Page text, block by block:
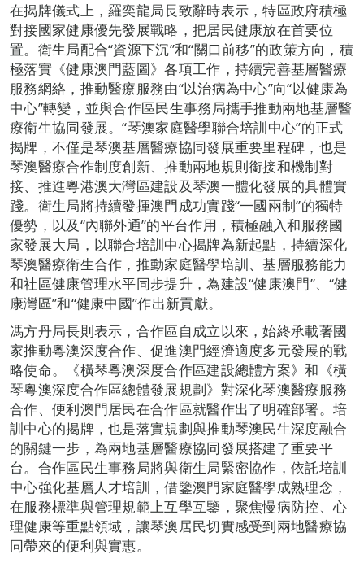
在揭牌儀式上，羅奕龍局長致辭時表示，特區政府積極
對接國家健康優先發展戰略，把居民健康放在首要位
置。衛生局配合“資源下沉”和“關口前移”的政策方向，積
極落實《健康澳門藍圖》各項工作，持續完善基層醫療
服務網絡，推動醫療服務由“以治病為中心”向“以健康為
中心”轉變，並與合作區民生事務局攜手推動兩地基層醫
療衛生協同發展。“琴澳家庭醫學聯合培訓中心”的正式
揭牌，不僅是琴澳基層醫療協同發展重要里程碑，也是
琴澳醫療合作制度創新、推動兩地規則銜接和機制對
接、推進粵港澳大灣區建設及琴澳一體化發展的具體實
踐。衛生局將持續發揮澳門成功實踐“一國兩制”的獨特
優勢，以及“內聯外通”的平台作用，積極融入和服務國
家發展大局，以聯合培訓中心揭牌為新起點，持續深化
琴澳醫療衛生合作，推動家庭醫學培訓、基層服務能力
和社區健康管理水平同步提升，為建設“健康澳門”、“健
康灣區”和“健康中國”作出新貢獻。
馮方丹局長則表示，合作區自成立以來，始終承載著國
家推動粵澳深度合作、促進澳門經濟適度多元發展的戰
略使命。《橫琴粵澳深度合作區建設總體方案》和《橫
琴粵澳深度合作區總體發展規劃》對深化琴澳醫療服務
合作、便利澳門居民在合作區就醫作出了明確部署。培
訓中心的揭牌，也是落實規劃與推動琴澳民生深度融合
的關鍵一步，為兩地基層醫療協同發展搭建了重要平
台。合作區民生事務局將與衛生局緊密協作，依託培訓
中心強化基層人才培訓，借鑒澳門家庭醫學成熟理念，
在服務標準與管理規範上互學互鑒，聚焦慢病防控、心
理健康等重點領域，讓琴澳居民切實感受到兩地醫療協
同帶來的便利與實惠。